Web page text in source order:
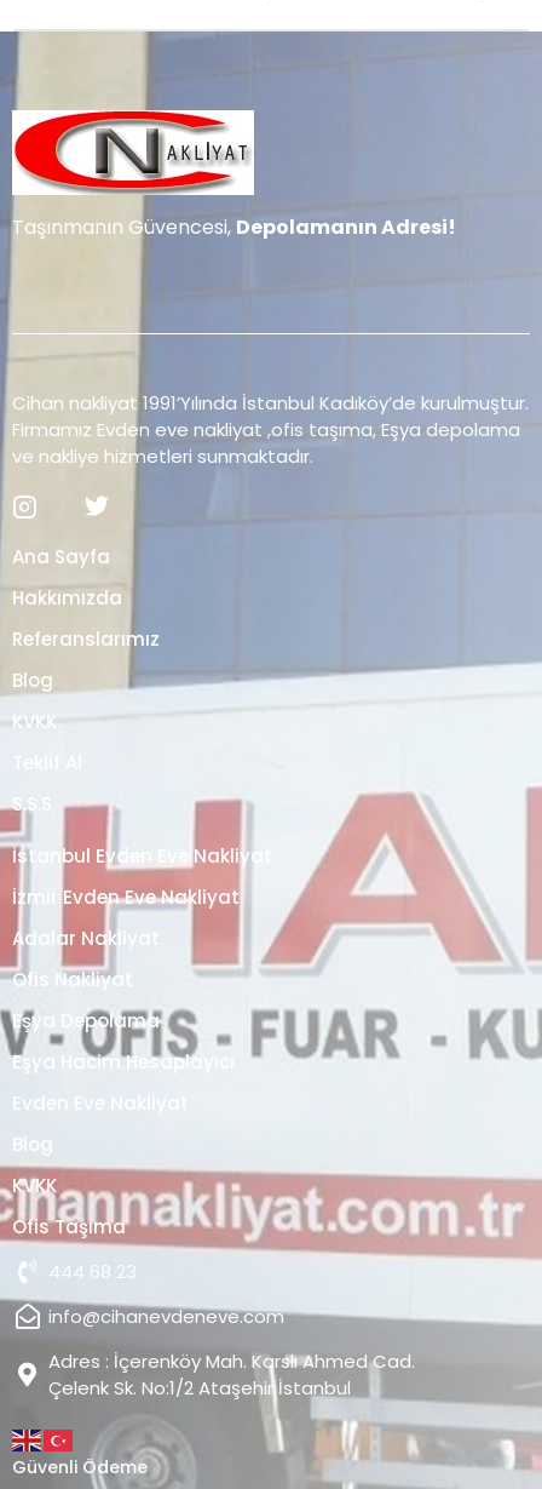
Taşınmanın Güvencesi, Depolamanın Adresi!
Cihan nakliyat 1991’Yılında İstanbul Kadıköy’de kurulmuştur.
Firmamız Evden eve nakliyat ,ofis taşıma, Eşya depolama
ve nakliye hizmetleri sunmaktadır.
Ana Sayfa
Hakkımızda
Referanslarımız
Blog
KVKK
Teklif Al
S.S.S
İstanbul Evden Eve Nakliyat
İzmir Evden Eve Nakliyat
Adalar Nakliyat
Ofis Nakliyat
Eşya Depolama
Eşya Hacim Hesaplayıcı
Evden Eve Nakliyat
Blog
KVKK
Ofis Taşıma
444 68 23
info@cihanevdeneve.com
Adres : İçerenköy Mah. Karslı Ahmed Cad.
Çelenk Sk. No:1/2 Ataşehir İstanbul
Güvenli Ödeme